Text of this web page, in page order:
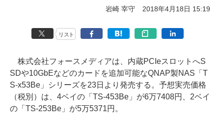
岩崎 宰守 2018年4月18日 15:19
リスト
株式会社フォースメディアは、内蔵PCIeスロットへS
SDや10GbEなどのカードを追加可能なQNAP製NAS「T
S-x53Be」シリーズを23日より発売する。予想実売価格
（税別）は、4ベイの「TS-453Be」が6万7408円、2ベイ
の「TS-253Be」が5万5371円。